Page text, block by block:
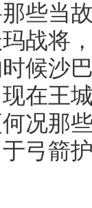
些当
战将
候沙
在王
况那
弓箭